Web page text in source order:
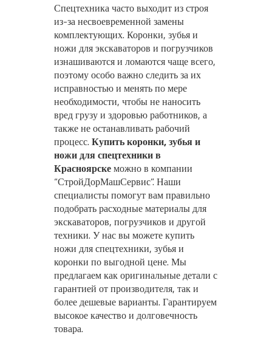
Спецтехника часто выходит из строя
из-за несвоевременной замены
комплектующих. Коронки, зубья и
ножи для экскаваторов и погрузчиков
изнашиваются и ломаются чаще всего,
поэтому особо важно следить за их
исправностью и менять по мере
необходимости, чтобы не наносить
вред грузу и здоровью работников, а
также не останавливать рабочий
процесс. Купить коронки, зубья и
ножи для спецтехники в
Красноярскеможно в компании
“СтройДорМашСервис”. Наши
специалисты помогут вам правильно
подобрать расходные материалы для
экскаваторов, погрузчиков и другой
техники. У нас вы можете купить
ножи для спецтехники, зубья и
коронки по выгодной цене. Мы
предлагаем как оригинальные детали с
гарантией от производителя, так и
более дешевые варианты. Гарантируем
высокое качество и долговечность
товара.